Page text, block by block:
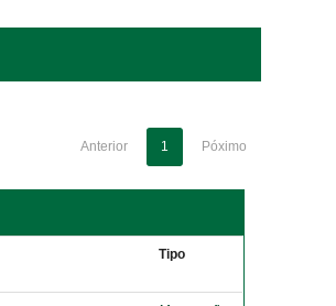
Anterior 1 Póximo
Tipo